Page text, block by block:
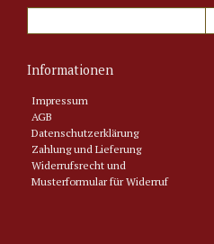
Informationen
Impressum
AGB
Datenschutzerklärung
Zahlung und Lieferung
Widerrufsrecht und
Musterformular für Widerruf